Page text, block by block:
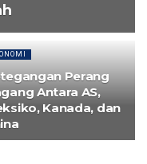
Perang
Antara AS,
Kanada, dan